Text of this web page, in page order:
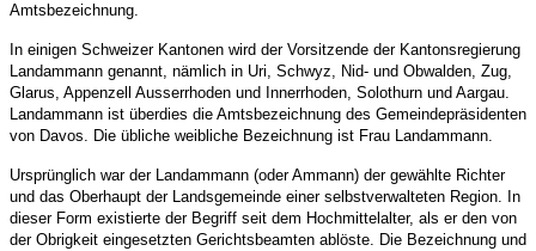
Amtsbezeichnung.
In einigen Schweizer Kantonen wird der Vorsitzende der Kantonsregierung
Landammann genannt, nämlich in Uri, Schwyz, Nid- und Obwalden, Zug,
Glarus, Appenzell Ausserrhoden und Innerrhoden, Solothurn und Aargau.
Landammann ist überdies die Amtsbezeichnung des Gemeindepräsidenten
von Davos. Die übliche weibliche Bezeichnung ist Frau Landammann.
Ursprünglich war der Landammann (oder Ammann) der gewählte Richter
und das Oberhaupt der Landsgemeinde einer selbstverwalteten Region. In
dieser Form existierte der Begriff seit dem Hochmittelalter, als er den von
der Obrigkeit eingesetzten Gerichtsbeamten ablöste. Die Bezeichnung und